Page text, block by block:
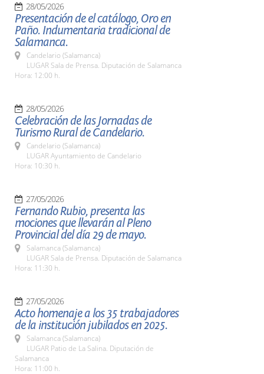
28/05/2026
Presentación de el catálogo, Oro en
Paño. Indumentaria tradicional de
Salamanca.
Candelario (Salamanca)
LUGAR Sala de Prensa. Diputación de Salamanca
Hora: 12:00 h.
28/05/2026
Celebración de las Jornadas de
Turismo Rural de Candelario.
Candelario (Salamanca)
LUGAR Ayuntamiento de Candelario
Hora: 10:30 h.
27/05/2026
Fernando Rubio, presenta las
mociones que llevarán al Pleno
Provincial del día 29 de mayo.
Salamanca (Salamanca)
LUGAR Sala de Prensa. Diputación de Salamanca
Hora: 11:30 h.
27/05/2026
Acto homenaje a los 35 trabajadores
de la institución jubilados en 2025.
Salamanca (Salamanca)
LUGAR Patio de La Salina. Diputación de
Salamanca
Hora: 11:00 h.